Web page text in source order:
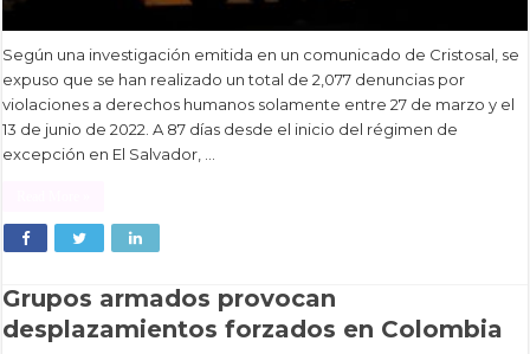
Según una investigación emitida en un comunicado de Cristosal, se
expuso que se han realizado un total de 2,077 denuncias por
violaciones a derechos humanos solamente entre 27 de marzo y el
13 de junio de 2022. A 87 días desde el inicio del régimen de
excepción en El Salvador, …
Grupos armados provocan
desplazamientos forzados en Colombia